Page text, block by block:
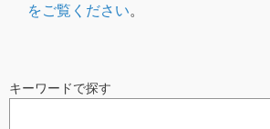
をご覧ください。
キーワードで探す